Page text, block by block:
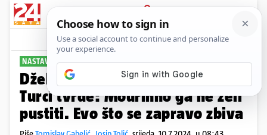
PRIJAVA
Sport Komentari
NASTAVAK TRANSFER SAGE
Džeko danas protiv Hajduka!
Turci tvrde: Mourinho ga ne želi
pustiti. Evo što se zapravo zbiva